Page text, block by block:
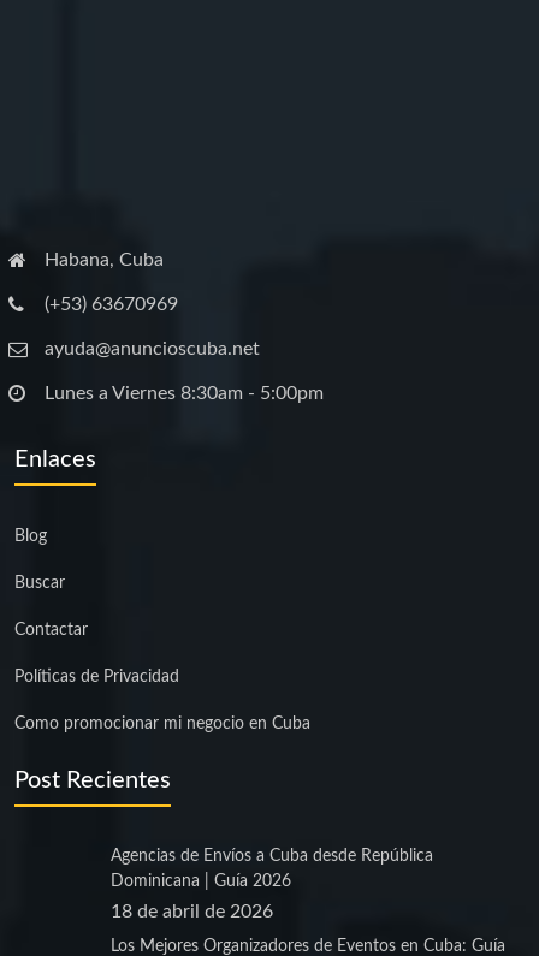
Habana, Cuba
(+53) 63670969
ayuda@anuncioscuba.net
Lunes a Viernes 8:30am - 5:00pm
Enlaces
Blog
Buscar
Contactar
Políticas de Privacidad
Como promocionar mi negocio en Cuba
Post Recientes
Agencias de Envíos a Cuba desde República
Dominicana | Guía 2026
18 de abril de 2026
Los Mejores Organizadores de Eventos en Cuba: Guía